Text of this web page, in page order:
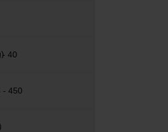
- 40
- 450